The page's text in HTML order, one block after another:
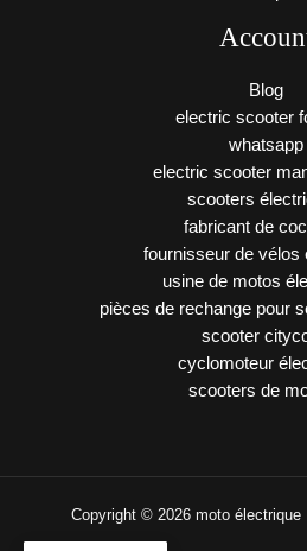
Blog
electric scooter
whatsapp
electric scooter
scooters
fabricant de
fournisseur de vélos
usine de motos
pièces de rechange pour
scooter
cyclomoteur
scooters de
Copyright © 2026 moto